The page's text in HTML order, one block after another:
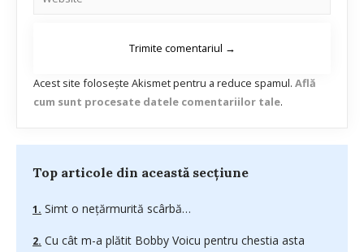
Acest site folosește Akismet pentru a reduce spamul. Află
cum sunt procesate datele comentariilor tale.
Top articole din această secțiune
Simt o neţărmurită scârbă…
Cu cât m-a plătit Bobby Voicu pentru chestia asta